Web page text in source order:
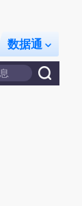
数据通